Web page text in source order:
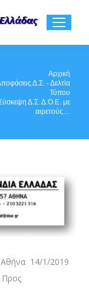
Αρχική
Δ.Σ. - Δελτία
Τύπου
Δ.Σ. Δ.Ο.Ε. με
αιρετούς…
1/2019
Προς